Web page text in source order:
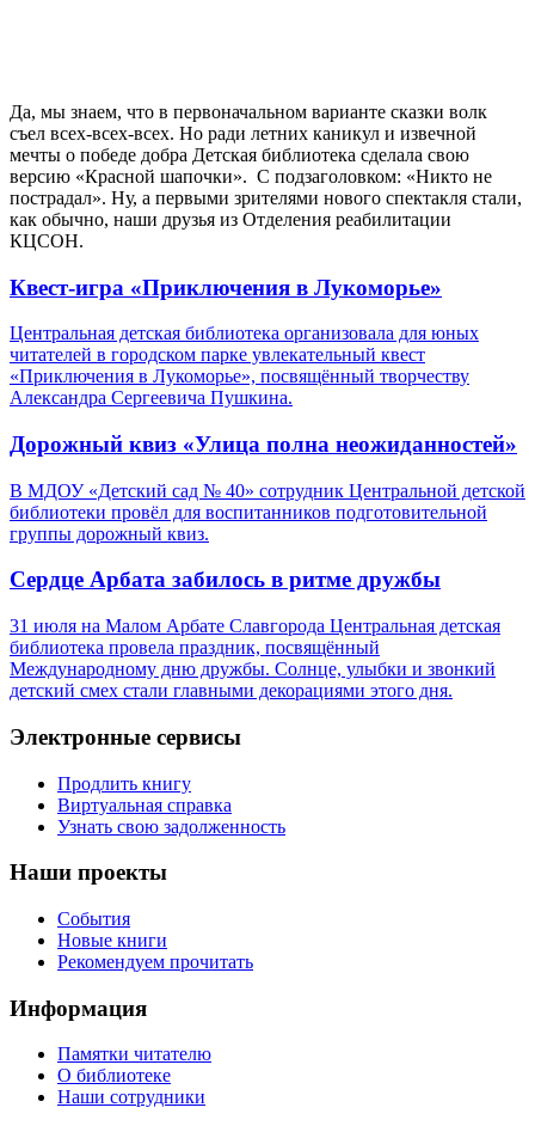
Да, мы знаем, что в первоначальном варианте сказки волк
съел всех-всех-всех. Но ради летних каникул и извечной
мечты о победе добра Детская библиотека сделала свою
версию «Красной шапочки». С подзаголовком: «Никто не
пострадал». Ну, а первыми зрителями нового спектакля стали,
как обычно, наши друзья из Отделения реабилитации
КЦСОН.
Квест-игра «Приключения в Лукоморье»
Центральная детская библиотека организовала для юных
читателей в городском парке увлекательный квест
«Приключения в Лукоморье», посвящённый творчеству
Александра Сергеевича Пушкина.
Дорожный квиз «Улица полна неожиданностей»
В МДОУ «Детский сад № 40» сотрудник Центральной детской
библиотеки провёл для воспитанников подготовительной
группы дорожный квиз.
Сердце Арбата забилось в ритме дружбы
31 июля на Малом Арбате Славгорода Центральная детская
библиотека провела праздник, посвящённый
Международному дню дружбы. Солнце, улыбки и звонкий
детский смех стали главными декорациями этого дня.
Электронные сервисы
Продлить книгу
Виртуальная справка
Узнать свою задолженность
Наши проекты
События
Новые книги
Рекомендуем прочитать
Информация
Памятки читателю
О библиотеке
Наши сотрудники